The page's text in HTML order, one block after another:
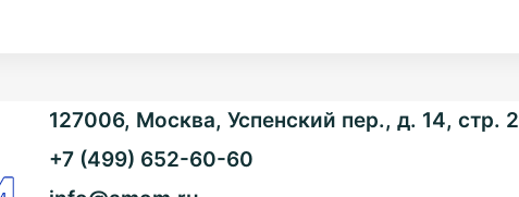
127006, Москва, Успенский пер., д. 14, стр. 2
+7 (499) 652-60-60